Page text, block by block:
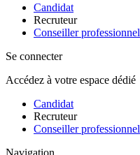
Candidat
Recruteur
Conseiller professionnel
Se connecter
Accédez à votre espace dédié
Candidat
Recruteur
Conseiller professionnel
Navigation